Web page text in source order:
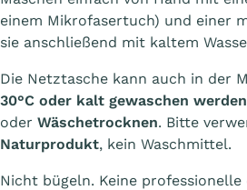
einem Mikrofasertuch) und einer
sie anschließend mit kaltem
Die Netztasche kann auch in der
30°C oder kalt gewaschen
oder Wäschetrocknen. Bitte
Naturprodukt, kein Waschmittel.
Nicht bügeln. Keine professionelle